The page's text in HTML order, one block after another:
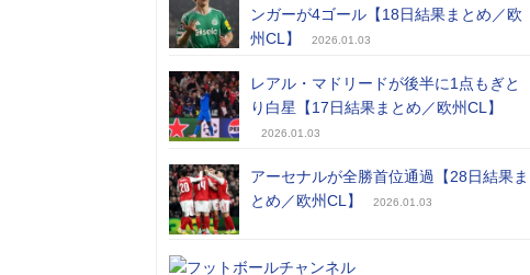
ンガーが4ゴール【18日結果まとめ／欧
州CL】
2026.01.03
レアル・マドリードが後半に1点もぎと
り白星【17日結果まとめ／欧州CL】
2026.01.03
アーセナルが全勝首位通過【28日結果ま
とめ／欧州CL】
2026.01.03